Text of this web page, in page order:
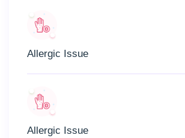
Allergic Issue
Allergic Issue